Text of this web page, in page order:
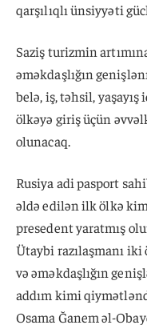
qarşılıqlı ünsiyyəti
Saziş turizmin
əməkdaşlığın
belə, iş, təhsil,
ölkəyə giriş üçün
olunacaq.
Rusiya adi pasport
əldə edilən ilk ölkə
presedent yaratmış
Ütaybi razılaşmanı iki
və əməkdaşlığın
addım kimi
Osama Ğanem əl-